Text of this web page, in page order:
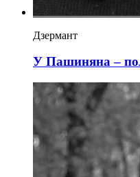
Дзермант
У Пашиняна –